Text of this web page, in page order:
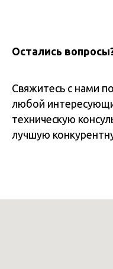
Остались
Свяжитесь с нами
любой
техническую
лучшую